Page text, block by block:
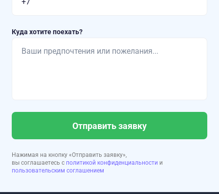
Куда хотите поехать?
Отправить заявку
Нажимая на кнопку «Отправить заявку»,
вы соглашаетесь с политикой конфиденциальности и
пользовательским соглашением